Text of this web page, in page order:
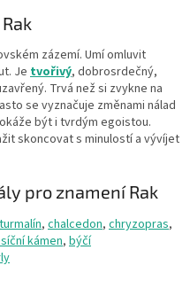
zázemí. Umí omluvit
Je tvořivý, dobrosrdečný,
Trvá než si zvykne na
se vyznačuje změnami nálad
být i tvrdým egoistou.
skoncovat s minulostí a vývíjet
pro znamení Rak
turmalín, chalcedon, chryzopras,
kámen, býčí